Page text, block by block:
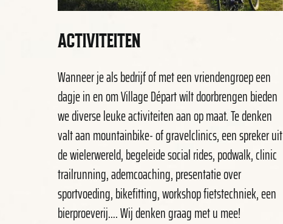
ACTIVITEITEN
Wanneer je als bedrijf of met een vriendengroep een
dagje in en om Village Départ wilt doorbrengen bieden
we diverse leuke activiteiten aan op maat. Te denken
valt aan mountainbike- of gravelclinics, een spreker uit
de wielerwereld, begeleide social rides, podwalk, clinic
trailrunning, ademcoaching, presentatie over
sportvoeding, bikefitting, workshop fietstechniek, een
bierproeverij…. Wij denken graag met u mee!